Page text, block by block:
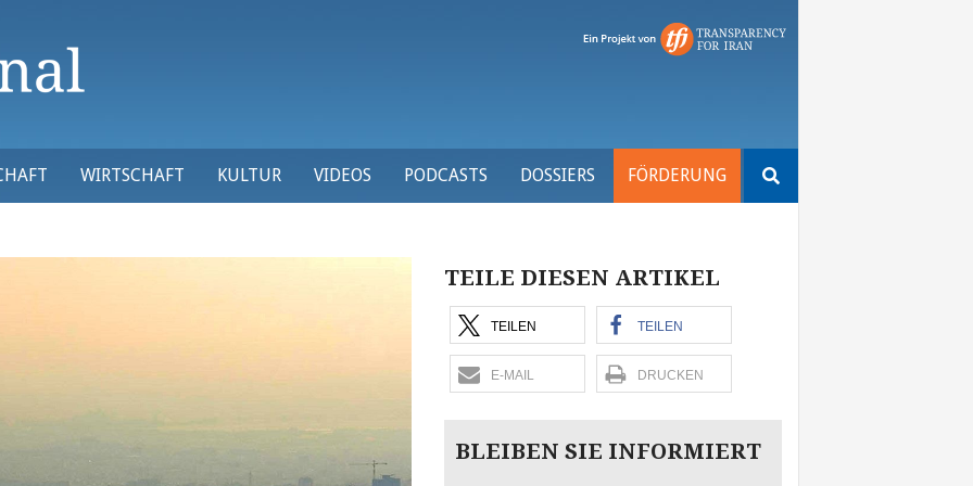
WIRTSCHAFT KULTUR VIDEOS PODCASTS DOSSIERS FÖRDERUNG
nach:
TEILE DIESEN ARTIKEL
TEILEN TEILEN
E-MAIL DRUCKEN
BLEIBEN SIE INFORMIERT